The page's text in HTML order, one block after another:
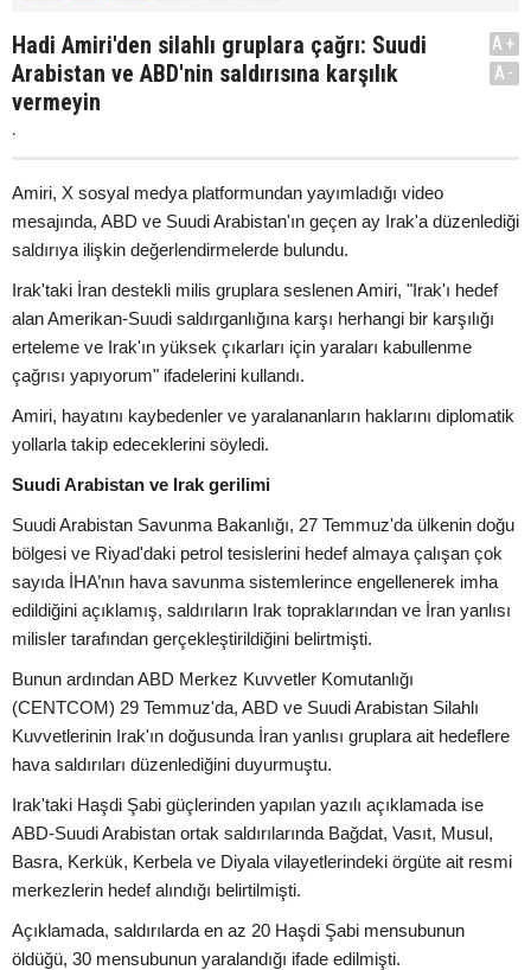
Hadi Amiri'den silahlı gruplara çağrı: Suudi
Arabistan ve ABD'nin saldırısına karşılık
vermeyin
.
A+
A-
Amiri, X sosyal medya platformundan yayımladığı video
mesajında, ABD ve Suudi Arabistan'ın geçen ay Irak'a düzenlediği
saldırıya ilişkin değerlendirmelerde bulundu.
Irak'taki İran destekli milis gruplara seslenen Amiri, "Irak'ı hedef
alan Amerikan-Suudi saldırganlığına karşı herhangi bir karşılığı
erteleme ve Irak'ın yüksek çıkarları için yaraları kabullenme
çağrısı yapıyorum" ifadelerini kullandı.
Amiri, hayatını kaybedenler ve yaralananların haklarını diplomatik
yollarla takip edeceklerini söyledi.
Suudi Arabistan ve Irak gerilimi
Suudi Arabistan Savunma Bakanlığı, 27 Temmuz'da ülkenin doğu
bölgesi ve Riyad'daki petrol tesislerini hedef almaya çalışan çok
sayıda İHA’nın hava savunma sistemlerince engellenerek imha
edildiğini açıklamış, saldırıların Irak topraklarından ve İran yanlısı
milisler tarafından gerçekleştirildiğini belirtmişti.
Bunun ardından ABD Merkez Kuvvetler Komutanlığı
(CENTCOM) 29 Temmuz'da, ABD ve Suudi Arabistan Silahlı
Kuvvetlerinin Irak'ın doğusunda İran yanlısı gruplara ait hedeflere
hava saldırıları düzenlediğini duyurmuştu.
Irak'taki Haşdi Şabi güçlerinden yapılan yazılı açıklamada ise
ABD-Suudi Arabistan ortak saldırılarında Bağdat, Vasıt, Musul,
Basra, Kerkük, Kerbela ve Diyala vilayetlerindeki örgüte ait resmi
merkezlerin hedef alındığı belirtilmişti.
Açıklamada, saldırılarda en az 20 Haşdi Şabi mensubunun
öldüğü, 30 mensubunun yaralandığı ifade edilmişti.